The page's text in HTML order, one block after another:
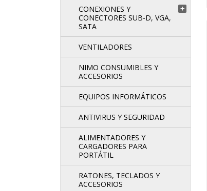
CONEXIONES Y
CONECTORES SUB-D, VGA,
SATA

VENTILADORES
NIMO CONSUMIBLES Y
ACCESORIOS
EQUIPOS INFORMÁTICOS
ANTIVIRUS Y SEGURIDAD
ALIMENTADORES Y
CARGADORES PARA
PORTÁTIL
RATONES, TECLADOS Y
ACCESORIOS